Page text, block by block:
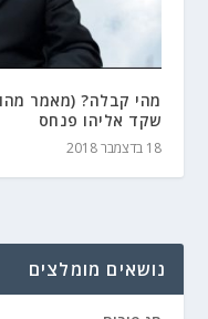
מהי קבלה? (מאמר
שקד אליהו פנחס
18 בדצמבר 2018
נושאים מומלצים